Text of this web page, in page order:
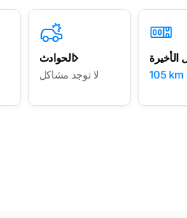
الحوادث
لا توجد مشاكل
الأخيرة
105 km